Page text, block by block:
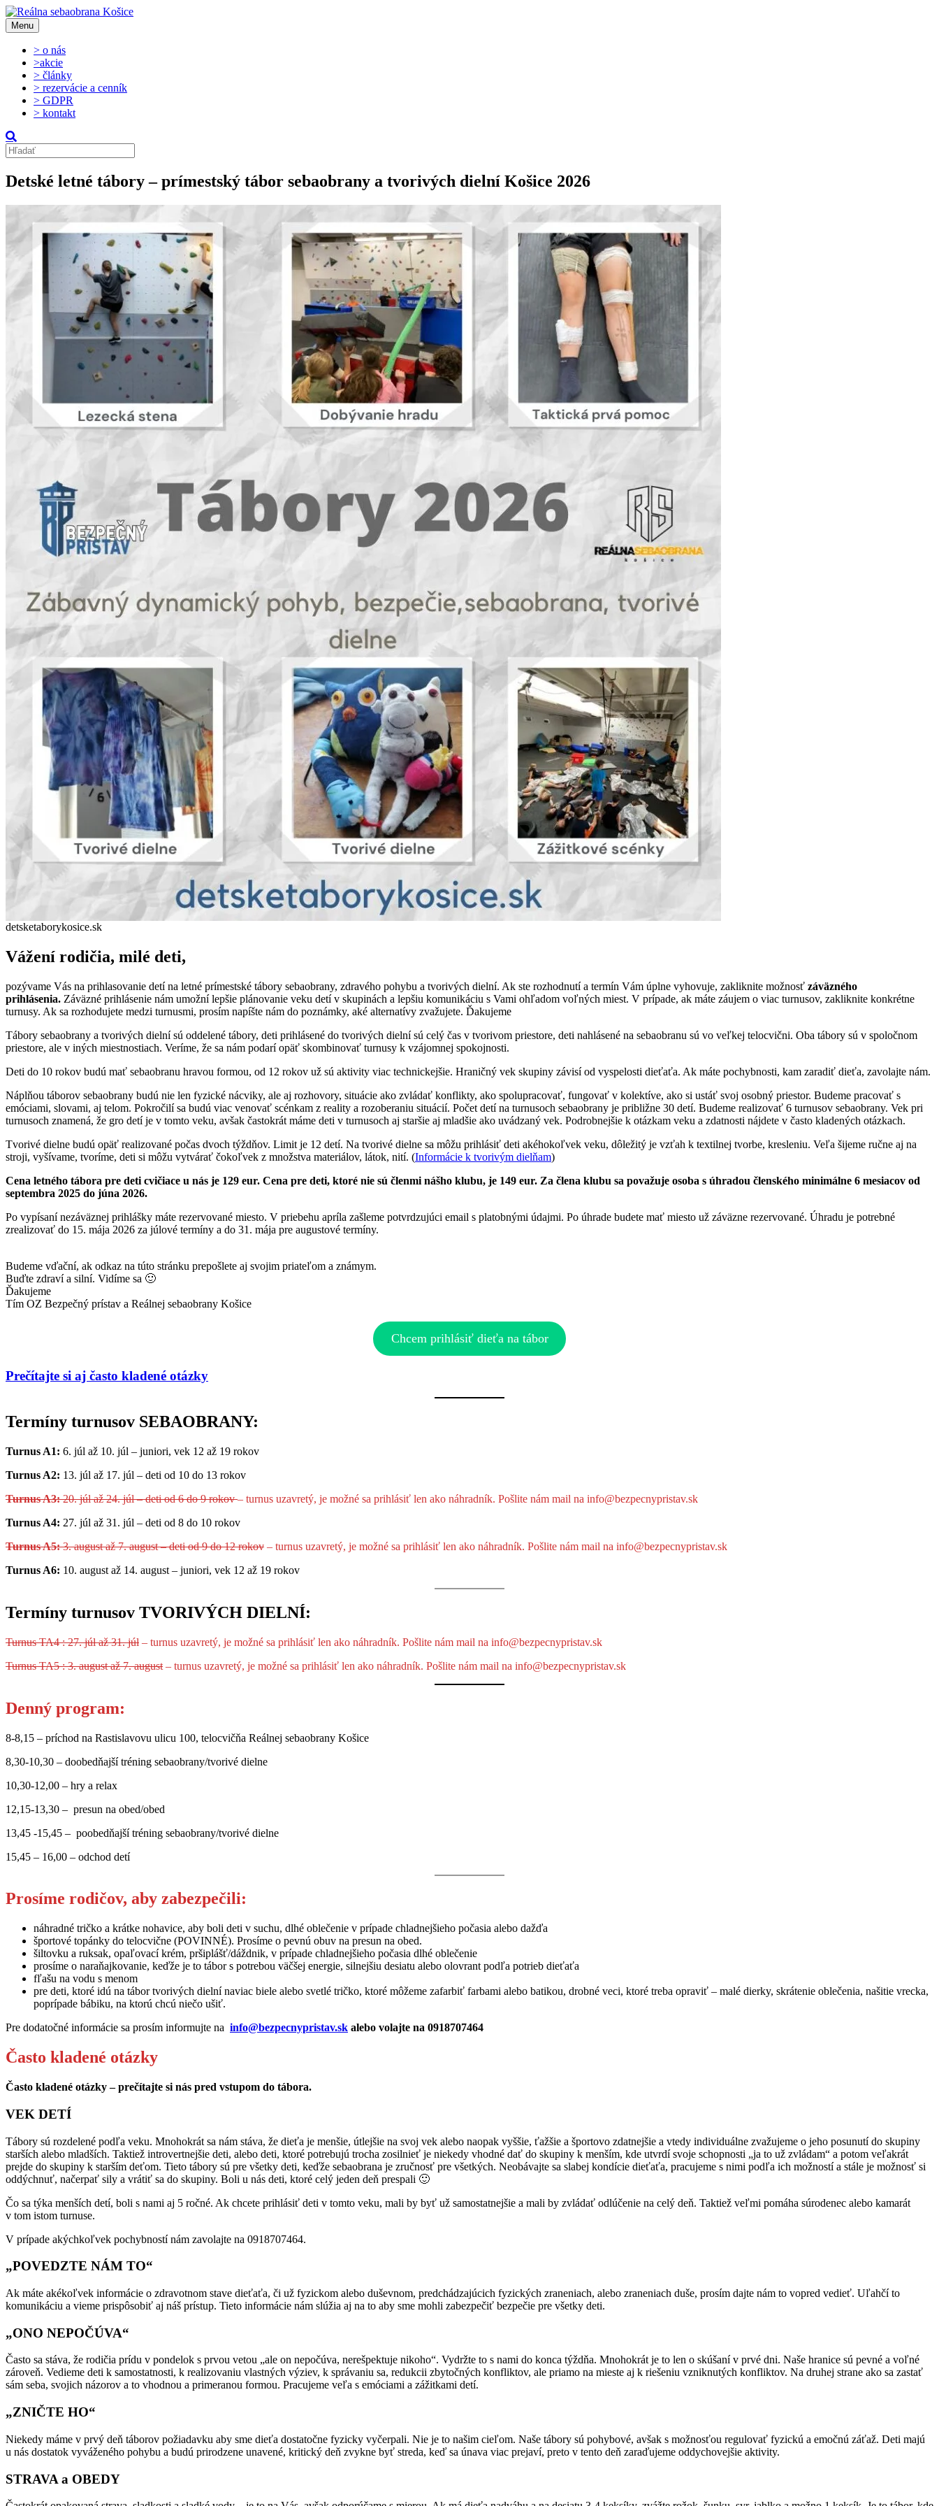
Menu
> o nás
>akcie
> články
> rezervácie a cenník
> GDPR
> kontakt
Detské letné tábory – prímestský tábor sebaobrany a tvorivých dielní Košice 2026
detsketaborykosice.sk
Vážení rodičia, milé deti,
pozývame Vás na prihlasovanie detí na letné prímestské tábory sebaobrany, zdravého pohybu a tvorivých dielní. Ak ste rozhodnutí a termín Vám úplne vyhovuje, zakliknite možnosť záväzného
prihlásenia. Záväzné prihlásenie nám umožní lepšie plánovanie veku detí v skupinách a lepšiu komunikáciu s Vami ohľadom voľných miest. V prípade, ak máte záujem o viac turnusov, zakliknite konkrétne
turnusy. Ak sa rozhodujete medzi turnusmi, prosím napíšte nám do poznámky, aké alternatívy zvažujete. Ďakujeme
Tábory sebaobrany a tvorivých dielní sú oddelené tábory, deti prihlásené do tvorivých dielní sú celý čas v tvorivom priestore, deti nahlásené na sebaobranu sú vo veľkej telocvični. Oba tábory sú v spoločnom
priestore, ale v iných miestnostiach. Veríme, že sa nám podarí opäť skombinovať turnusy k vzájomnej spokojnosti.
Deti do 10 rokov budú mať sebaobranu hravou formou, od 12 rokov už sú aktivity viac technickejšie. Hraničný vek skupiny závisí od vyspelosti dieťaťa. Ak máte pochybnosti, kam zaradiť dieťa, zavolajte nám.
Náplňou táborov sebaobrany budú nie len fyzické nácviky, ale aj rozhovory, situácie ako zvládať konflikty, ako spolupracovať, fungovať v kolektíve, ako si ustáť svoj osobný priestor. Budeme pracovať s
emóciami, slovami, aj telom. Pokročilí sa budú viac venovať scénkam z reality a rozoberaniu situácií. Počet detí na turnusoch sebaobrany je približne 30 detí. Budeme realizovať 6 turnusov sebaobrany. Vek pri
turnusoch znamená, že gro detí je v tomto veku, avšak častokrát máme deti v turnusoch aj staršie aj mladšie ako uvádzaný vek. Podrobnejšie k otázkam veku a zdatnosti nájdete v často kladených otázkach.
Tvorivé dielne budú opäť realizované počas dvoch týždňov. Limit je 12 detí. Na tvorivé dielne sa môžu prihlásiť deti akéhokoľvek veku, dôležitý je vzťah k textilnej tvorbe, kresleniu. Veľa šijeme ručne aj na
stroji, vyšívame, tvoríme, deti si môžu vytvárať čokoľvek z množstva materiálov, látok, nití. (Informácie k tvorivým dielňam)
Cena letného tábora pre deti cvičiace u nás je 129 eur. Cena pre deti, ktoré nie sú členmi nášho klubu, je 149 eur. Za člena klubu sa považuje osoba s úhradou členského minimálne 6 mesiacov od
septembra 2025 do júna 2026.
Po vypísaní nezáväznej prihlášky máte rezervované miesto. V priebehu apríla zašleme potvrdzujúci email s platobnými údajmi. Po úhrade budete mať miesto už záväzne rezervované. Úhradu je potrebné
zrealizovať do 15. mája 2026 za júlové termíny a do 31. mája pre augustové termíny.
Budeme vďační, ak odkaz na túto stránku prepošlete aj svojim priateľom a známym.
Buďte zdraví a silní. Vidíme sa 🙂
Ďakujeme
Tím OZ Bezpečný prístav a Reálnej sebaobrany Košice
Chcem prihlásiť dieťa na tábor
Prečítajte si aj často kladené otázky
Termíny turnusov SEBAOBRANY:
Turnus A1: 6. júl až 10. júl – juniori, vek 12 až 19 rokov
Turnus A2: 13. júl až 17. júl – deti od 10 do 13 rokov
Turnus A3:20. júl až 24. júl – deti od 6 do 9 rokov– turnus uzavretý, je možné sa prihlásiť len ako náhradník. Pošlite nám mail na info@bezpecnypristav.sk
Turnus A4: 27. júl až 31. júl – deti od 8 do 10 rokov
Turnus A5:3. august až 7. august – deti od 9 do 12 rokov – turnus uzavretý, je možné sa prihlásiť len ako náhradník. Pošlite nám mail na info@bezpecnypristav.sk
Turnus A6: 10. august až 14. august – juniori, vek 12 až 19 rokov
Termíny turnusov TVORIVÝCH DIELNÍ:
Turnus TA4 : 27. júl až 31. júl – turnus uzavretý, je možné sa prihlásiť len ako náhradník. Pošlite nám mail na info@bezpecnypristav.sk
Turnus TA5 : 3. august až 7. august – turnus uzavretý, je možné sa prihlásiť len ako náhradník. Pošlite nám mail na info@bezpecnypristav.sk
Denný program:
8-8,15 – príchod na Rastislavovu ulicu 100, telocvičňa Reálnej sebaobrany Košice
8,30-10,30 – doobedňajší tréning sebaobrany/tvorivé dielne
10,30-12,00 – hry a relax
12,15-13,30 – presun na obed/obed
13,45 -15,45 – poobedňajší tréning sebaobrany/tvorivé dielne
15,45 – 16,00 – odchod detí
Prosíme rodičov, aby zabezpečili:
náhradné tričko a krátke nohavice, aby boli deti v suchu, dlhé oblečenie v prípade chladnejšieho počasia alebo dažďa
športové topánky do telocvične (POVINNÉ). Prosíme o pevnú obuv na presun na obed.
šiltovku a ruksak, opaľovací krém, pršiplášť/dáždnik, v prípade chladnejšieho počasia dlhé oblečenie
prosíme o naraňajkovanie, keďže je to tábor s potrebou väčšej energie, silnejšiu desiatu alebo olovrant podľa potrieb dieťaťa
fľašu na vodu s menom
pre deti, ktoré idú na tábor tvorivých dielní naviac biele alebo svetlé tričko, ktoré môžeme zafarbiť farbami alebo batikou, drobné veci, ktoré treba opraviť – malé dierky, skrátenie oblečenia, našitie vrecka,
poprípade bábiku, na ktorú chcú niečo ušiť.
Pre dodatočné informácie sa prosím informujte na info@bezpecnypristav.sk alebo volajte na 0918707464
Často kladené otázky
Často kladené otázky – prečítajte si nás pred vstupom do tábora.
VEK DETÍ
Tábory sú rozdelené podľa veku. Mnohokrát sa nám stáva, že dieťa je menšie, útlejšie na svoj vek alebo naopak vyššie, ťažšie a športovo zdatnejšie a vtedy individuálne zvažujeme o jeho posunutí do skupiny
starších alebo mladších. Taktiež introvertnejšie deti, alebo deti, ktoré potrebujú trocha zosilnieť je niekedy vhodné dať do skupiny k menším, kde utvrdí svoje schopnosti „ja to už zvládam“ a potom veľakrát
prejde do skupiny k starším deťom. Tieto tábory sú pre všetky deti, keďže sebaobrana je zručnosť pre všetkých. Neobávajte sa slabej kondície dieťaťa, pracujeme s nimi podľa ich možností a stále je možnosť si
oddýchnuť, načerpať sily a vrátiť sa do skupiny. Boli u nás deti, ktoré celý jeden deň prespali 🙂
Čo sa týka menších detí, boli s nami aj 5 ročné. Ak chcete prihlásiť deti v tomto veku, mali by byť už samostatnejšie a mali by zvládať odlúčenie na celý deň. Taktiež veľmi pomáha súrodenec alebo kamarát
v tom istom turnuse.
V prípade akýchkoľvek pochybností nám zavolajte na 0918707464.
„POVEDZTE NÁM TO“
Ak máte akékoľvek informácie o zdravotnom stave dieťaťa, či už fyzickom alebo duševnom, predchádzajúcich fyzických zraneniach, alebo zraneniach duše, prosím dajte nám to vopred vedieť. Uľahčí to
komunikáciu a vieme prispôsobiť aj náš prístup. Tieto informácie nám slúžia aj na to aby sme mohli zabezpečiť bezpečie pre všetky deti.
„ONO NEPOČÚVA“
Často sa stáva, že rodičia prídu v pondelok s prvou vetou „ale on nepočúva, nerešpektuje nikoho“. Vydržte to s nami do konca týždňa. Mnohokrát je to len o skúšaní v prvé dni. Naše hranice sú pevné a voľné
zároveň. Vedieme deti k samostatnosti, k realizovaniu vlastných výziev, k správaniu sa, redukcii zbytočných konfliktov, ale priamo na mieste aj k riešeniu vzniknutých konfliktov. Na druhej strane ako sa zastať
sám seba, svojich názorov a to vhodnou a primeranou formou. Pracujeme veľa s emóciami a zážitkami detí.
„ZNIČTE HO“
Niekedy máme v prvý deň táborov požiadavku aby sme dieťa dostatočne fyzicky vyčerpali. Nie je to našim cieľom. Naše tábory sú pohybové, avšak s možnosťou regulovať fyzickú a emočnú záťaž. Deti majú
u nás dostatok vyváženého pohybu a budú prirodzene unavené, kritický deň zvykne byť streda, keď sa únava viac prejaví, preto v tento deň zaraďujeme oddychovejšie aktivity.
STRAVA a OBEDY